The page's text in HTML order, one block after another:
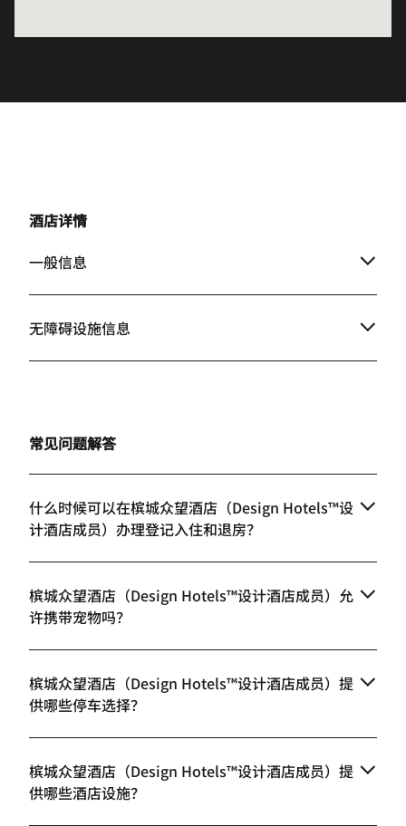
酒店详情
一般信息
无障碍设施信息
常见问题解答
什么时候可以在槟城众望酒店（Design Hotels™设
计酒店成员）办理登记入住和退房？
槟城众望酒店（Design Hotels™设计酒店成员）允
许携带宠物吗？
槟城众望酒店（Design Hotels™设计酒店成员）提
供哪些停车选择？
槟城众望酒店（Design Hotels™设计酒店成员）提
供哪些酒店设施？